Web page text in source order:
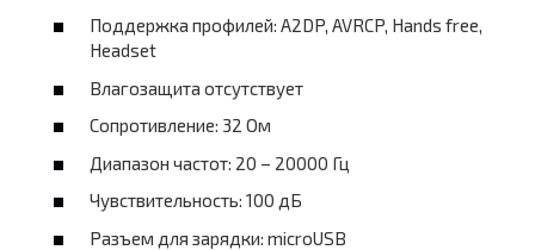
Поддержка профилей: A2DP, AVRCP, Hands free,
Headset
Влагозащита отсутствует
Сопротивление: 32 Ом
Диапазон частот: 20 – 20000 Гц
Чувствительность: 100 дБ
Разъем для зарядки: microUSB